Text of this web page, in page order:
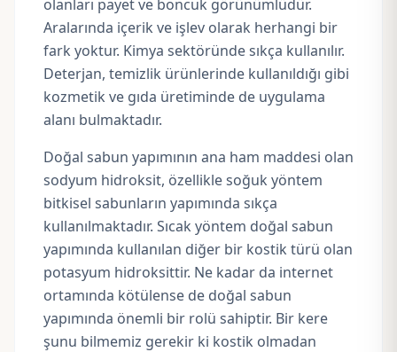
olanları payet ve boncuk görünümlüdür.
Aralarında içerik ve işlev olarak herhangi bir
fark yoktur. Kimya sektöründe sıkça kullanılır.
Deterjan, temizlik ürünlerinde kullanıldığı gibi
kozmetik ve gıda üretiminde de uygulama
alanı bulmaktadır.
Doğal sabun yapımının ana ham maddesi olan
sodyum hidroksit, özellikle soğuk yöntem
bitkisel sabunların yapımında sıkça
kullanılmaktadır. Sıcak yöntem doğal sabun
yapımında kullanılan diğer bir kostik türü olan
potasyum hidroksittir. Ne kadar da internet
ortamında kötülense de doğal sabun
yapımında önemli bir rolü sahiptir. Bir kere
şunu bilmemiz gerekir ki kostik olmadan